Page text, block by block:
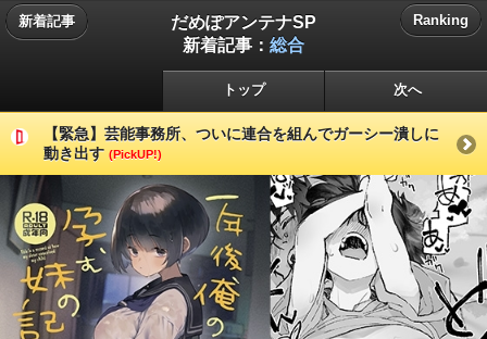
新着記事
だめぽアンテナSP
新着記事： 総合
Ranking
トップ 次へ
【緊急】芸能事務所、ついに連合を組んでガーシー潰しに
動き出す (PickUP!)